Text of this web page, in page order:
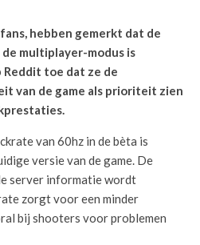
hebben gemerkt dat de
multiplayer-modus is
Reddit toe dat ze de
van de game als prioriteit zien
van 60hz in de bèta is
versie van de game. De
server informatie wordt
zorgt voor een minder
bij shooters voor problemen